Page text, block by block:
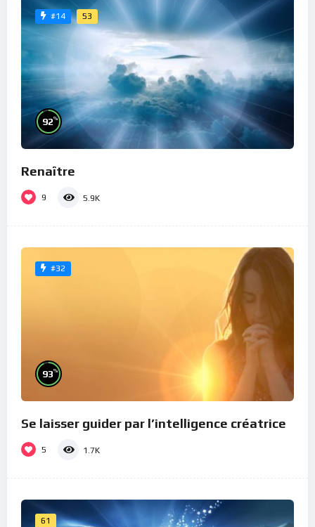
#14 53
92%
Renaître
9 5.9K
#32
93%
Se laisser guider par l’intelligence créatrice
5 1.7K
61